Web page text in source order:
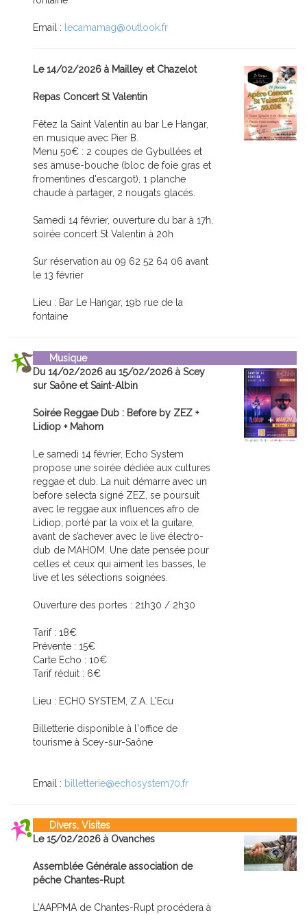
Email : lecamamag@outlook.fr
Le 14/02/2026 à Mailley et Chazelot
Repas Concert St Valentin
Fêtez la Saint Valentin au bar Le Hangar,
en musique avec Pier B.
Menu 50€ : 2 coupes de Gybullées et
ses amuse-bouche (bloc de foie gras et
fromentines d'escargot), 1 planche
chaude à partager, 2 nougats glacés.
Samedi 14 février, ouverture du bar à 17h,
soirée concert St Valentin à 20h
Sur réservation au 09 62 52 64 06 avant
le 13 février
Lieu : Bar Le Hangar, 19b rue de la
fontaine
Musique
Du 14/02/2026 au 15/02/2026 à Scey
sur Saône et Saint-Albin
Soirée Reggae Dub : Before by ZEZ +
Lidiop + Mahom
Le samedi 14 février, Echo System
propose une soirée dédiée aux cultures
reggae et dub. La nuit démarre avec un
before selecta signé ZEZ, se poursuit
avec le reggae aux influences afro de
Lidiop, porté par la voix et la guitare,
avant de s’achever avec le live électro-
dub de MAHOM. Une date pensée pour
celles et ceux qui aiment les basses, le
live et les sélections soignées.
Ouverture des portes : 21h30 / 2h30
Tarif : 18€
Prévente : 15€
Carte Echo : 10€
Tarif réduit : 6€
Lieu : ECHO SYSTEM, Z.A. L'Ecu
Billetterie disponible à l'office de
tourisme à Scey-sur-Saône
Email : billetterie@echosystem70.fr
Divers, Visites
Le 15/02/2026 à Ovanches
Assemblée Générale association de
pêche Chantes-Rupt
L'AAPPMA de Chantes-Rupt procédera à